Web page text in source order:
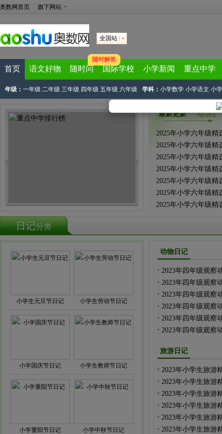
奥数网首页 旗下网站
全国站
首页 语文好物 随时问
随时解答
国际学校 小学新闻 重点中学
年级： 一年级 二年级 三年级 四年级 五年级 六年级 学科： 小学数学 小学语文 小
最新更新
2025年小学六年级精
2025年小学六年级精
2025年小学六年级精
2025年小学六年级精
2025年小学六年级精
2025年小学六年级精
2025年小学六年级精
日记分类
小学生元旦节日记 小学生劳动节日记
小学国庆节日记 小学生教师节日记
小学重阳节日记 小学中秋节日记
动物日记
2023年四年级观察
2023年四年级观察
2023年四年级观察
2023年四年级观察
2023年四年级观察
2023年四年级观察
旅游日记
2023年小学生旅游
2023年小学生旅游
2023年小学生旅游
2023年小学生旅游
2023年小学生旅游
2023年小学生旅游